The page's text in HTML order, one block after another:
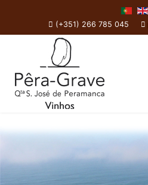
(+351) 266 785 045